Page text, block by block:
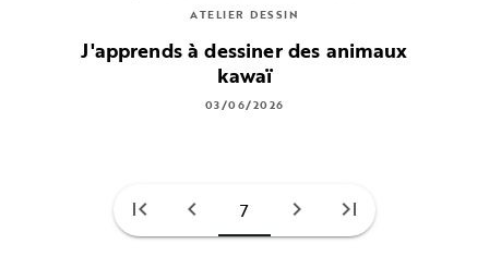
ATELIER DESSIN
J'apprends à dessiner des animaux
kawaï
03/06/2026
first_page chevron_left 7 chevron_right last_page